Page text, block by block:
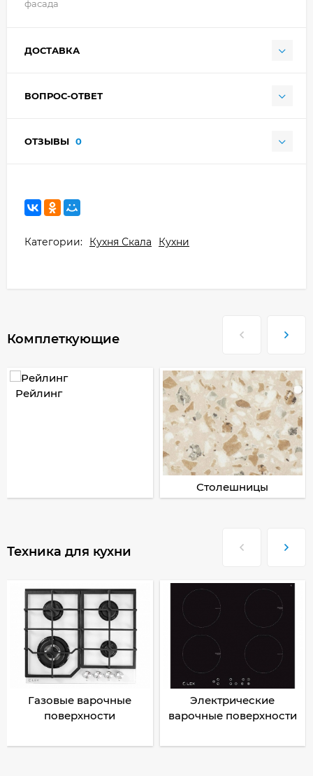
фасада
ДОСТАВКА
ВОПРОС-ОТВЕТ
ОТЗЫВЫ 0
Категории: Кухня Скала Кухни
Комплеткующие
Рейлинг
Столешницы
Техника для кухни
Газовые варочные
поверхности
Электрические
варочные поверхности